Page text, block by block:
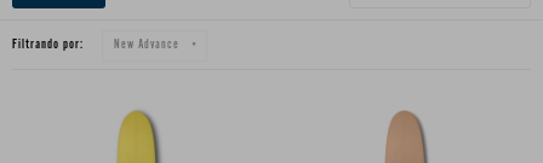
Filtrando por: New Advance